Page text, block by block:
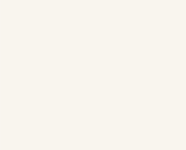
tratti da Angelica
dalla pittura inglese. Morì a